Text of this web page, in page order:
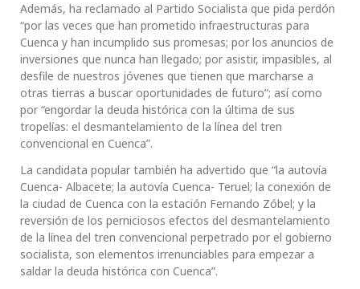
Además, ha reclamado al Partido Socialista que pida perdón
“por las veces que han prometido infraestructuras para
Cuenca y han incumplido sus promesas; por los anuncios de
inversiones que nunca han llegado; por asistir, impasibles, al
desfile de nuestros jóvenes que tienen que marcharse a
otras tierras a buscar oportunidades de futuro”; así como
por “engordar la deuda histórica con la última de sus
tropelías: el desmantelamiento de la línea del tren
convencional en Cuenca”.
La candidata popular también ha advertido que “la autovía
Cuenca- Albacete; la autovía Cuenca- Teruel; la conexión de
la ciudad de Cuenca con la estación Fernando Zóbel; y la
reversión de los perniciosos efectos del desmantelamiento
de la línea del tren convencional perpetrado por el gobierno
socialista, son elementos irrenunciables para empezar a
saldar la deuda histórica con Cuenca”.